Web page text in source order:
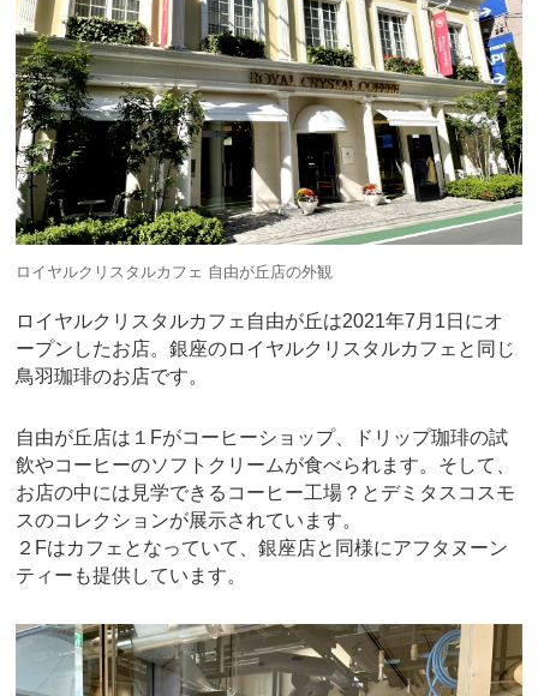
ロイヤルクリスタルカフェ 自由が丘店の外観
ロイヤルクリスタルカフェ自由が丘は2021年7月1日にオ
ープンしたお店。銀座のロイヤルクリスタルカフェと同じ
鳥羽珈琲のお店です。
自由が丘店は１Fがコーヒーショップ、ドリップ珈琲の試
飲やコーヒーのソフトクリームが食べられます。そして、
お店の中には見学できるコーヒー工場？とデミタスコスモ
スのコレクションが展示されています。
２Fはカフェとなっていて、銀座店と同様にアフタヌーン
ティーも提供しています。